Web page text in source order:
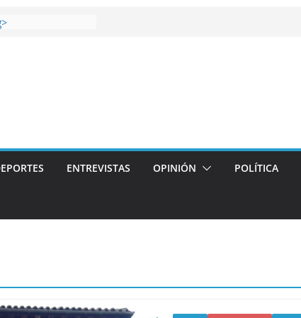
el Derbi de las
ENTREVISTAS OPINIÓN POLÍTICA